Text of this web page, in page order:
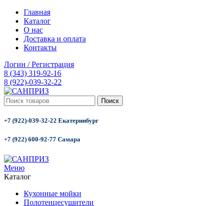
Главная
Каталог
О нас
Доставка и оплата
Контакты
Логин / Регистрация
8 (343) 319-92-16
8 (922)-039-32-22
Поиск
+7 (922)-039-32-22 Екатеринбург
+7 (922) 600-92-77 Самара
Меню
Каталог
Кухонные мойки
Полотенцесушители